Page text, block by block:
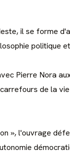
il se forme
politique
Pierre Nora
de la
», l'ouvrage